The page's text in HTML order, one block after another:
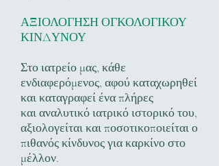
ΑΞΙΟΛΟΓΗΣΗ ΟΓΚΟΛΟΓΙΚΟΥ
ΚΙΝΔΥΝΟΥ
Στο ιατρείο μας, κάθε
ενδιαφερόμενος, αφού καταχωρηθεί
και καταγραφεί ένα πλήρες
και αναλυτικό ιατρικό ιστορικό του,
αξιολογείται και ποσοτικοποιείται ο
πιθανός κίνδυνος για καρκίνο στο
μέλλον.